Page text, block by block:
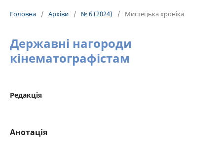
Головна / Архіви / № 6 (2024) / Мистецька хроніка
Державні нагороди
кінематографістам
Редакція
Анотація